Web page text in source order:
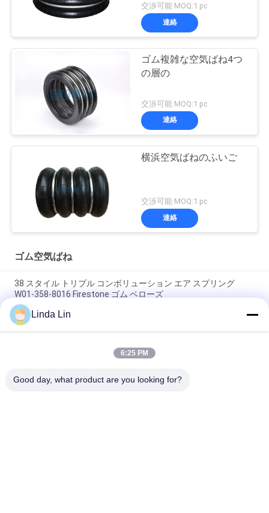
交渉可能 MOQ:1 pc
連絡
ゴム複雑な空気ばね4つ
の層の
交渉可能 MOQ:1 pc
連絡
横浜空気ばねのふいご
交渉可能 MOQ:1 pc
連絡
ゴム空気ばね
38 スタイル トリプル コンボリューション エア スプリング
W01-358-8016 Firestone ゴム ベローズ
S-240-4 ヨコハマ 空気吹替 4つの巻き込みパンチ空気スプリン
グ
W01-R58-4044 ファイアストンラバーエアスプリング 12X2 エ
Linda Lin
6:25 PM
Good day, what product are you looking for?